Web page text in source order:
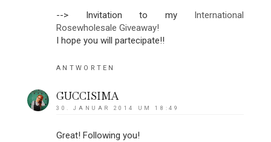
--> Invitation to my International
Rosewholesale Giveaway!
I hope you will partecipate!!
ANTWORTEN
GUCCISIMA
30. JANUAR 2014 UM 18:49
Great! Following you!